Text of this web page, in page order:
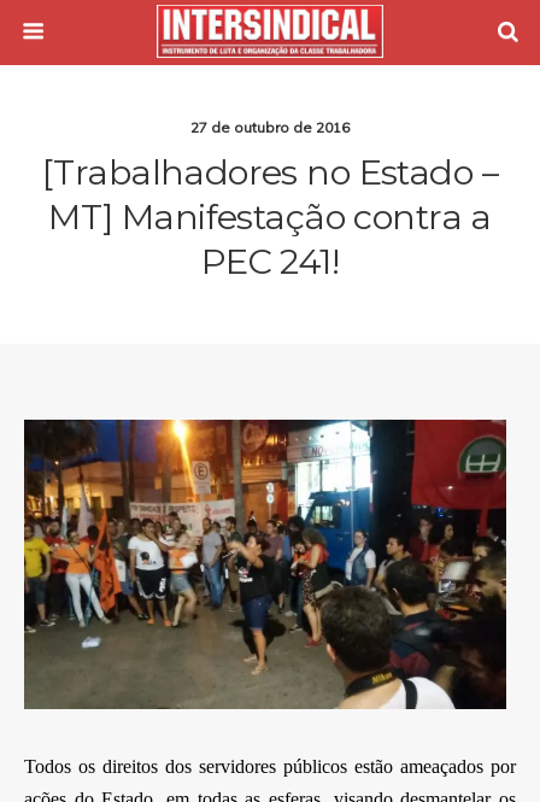
27 de outubro de 2016
[Trabalhadores no Estado –
MT] Manifestação contra a
PEC 241!
Todos os direitos dos servidores públicos estão ameaçados por